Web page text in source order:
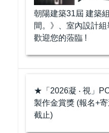
朝陽建築31屆 建築
間。》、室內設計組
歡迎您的蒞臨 !
★「2026凝 ‧ 視」
製作金賞獎 (報名+
截止)